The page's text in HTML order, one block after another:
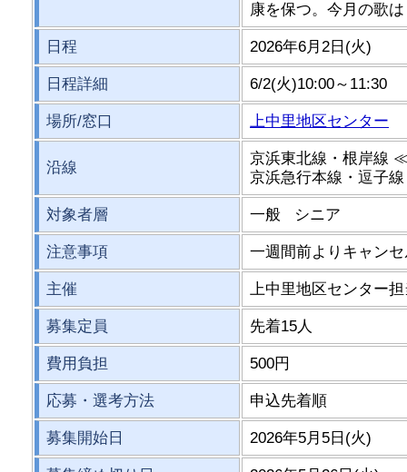
康を保つ。今月の歌
日程 2026年6月2日(火)
日程詳細 6/2(火)10:00～11:30
場所/窓口 上中里地区センター
沿線
京浜東北線・根岸線
京浜急行本線・逗
対象者層 一般 シニア
注意事項 一週間前よりキャン
主催 上中里地区センター
募集定員 先着15人
費用負担 500円
応募・選考方法 申込先着順
募集開始日 2026年5月5日(火)